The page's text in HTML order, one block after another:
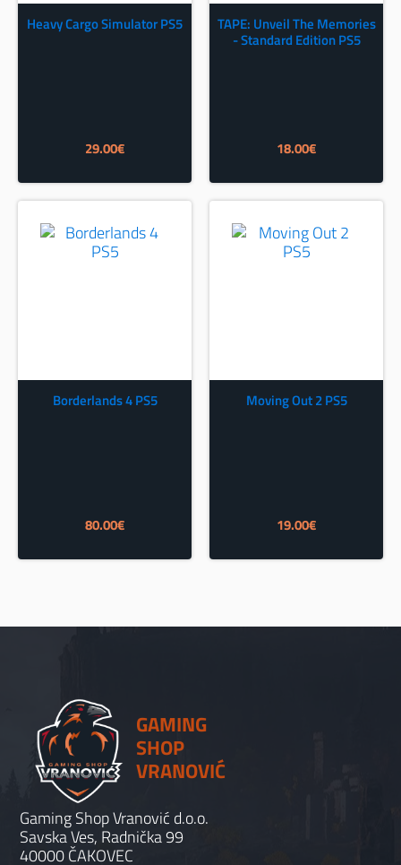
Heavy Cargo Simulator PS5
29.00€
TAPE: Unveil The Memories
- Standard Edition PS5
18.00€
Borderlands 4 PS5
80.00€
Moving Out 2 PS5
19.00€
GAMING
SHOP
VRANOVIĆ
Gaming Shop Vranović d.o.o.
Savska Ves, Radnička 99
40000 ČAKOVEC